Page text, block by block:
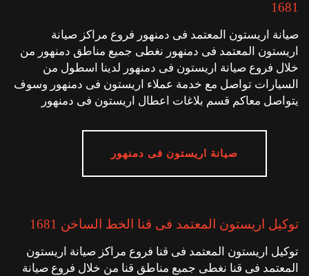
1681
صيانة اريستون المعتمد فى دمنهور فروع مراكز صيانة
اريستون المعتمد فى دمنهور نغطى جميع مناطق دمنهور من
خلال فروع صيانة اريستون فى دمنهور لدينا اسطول من
السيارات تواصل مع خدمة عملاء اريستون فى دمنهور وسوف
يتواصل معاكم قسم بلاغات اعطال اريستون فى دمنهور
صيانة اريستون فى دمنهور
توكيل اريستون المعتمد فى قنا الخط الساخن 1681
توكيل اريستون المعتمد فى قنا فروع مراكز صيانة اريستون
المعتمد فى قنا نغطى جميع مناطق قنا من خلال فروع صيانة